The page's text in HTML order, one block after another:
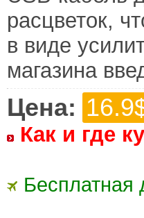
расцветок,
в виде
магазина
Цена:
Как и где
Бесплатная